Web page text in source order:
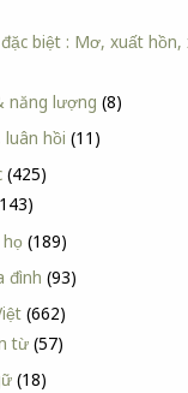
biệt : Mơ, xuất
năng lượng (8)
hồi (11)
(425)
(189)
đình (93)
(662)
từ (57)
(18)